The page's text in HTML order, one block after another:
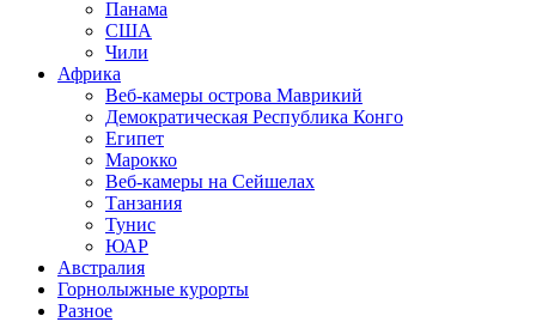
Панама
США
Чили
Африка
Веб-камеры острова Маврикий
Демократическая Республика Конго
Египет
Марокко
Веб-камеры на Сейшелах
Танзания
Тунис
ЮАР
Австралия
Горнолыжные курорты
Разное